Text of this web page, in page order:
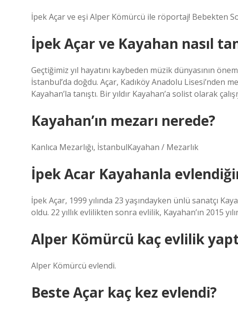
İpek Açar ve eşi Alper Kömürcü ile röportaj! Bebekten
İpek Açar ve Kayahan nasıl
Geçtiğimiz yıl hayatını kaybeden müzik dünyasının
İstanbul’da doğdu. Açar, Kadıköy Anadolu Lisesi’nden
Kayahan’la tanıştı. Bir yıldır Kayahan’a solist olarak
Kayahan’ın mezarı nerede?
Kanlıca Mezarlığı, İstanbulKayahan / Mezarlık
İpek Acar Kayahanla
İpek Açar, 1999 yılında 23 yaşındayken ünlü sanatçı
oldu. 22 yıllık evlilikten sonra evlilik, Kayahan’ın 2015
Alper Kömürcü kaç evlilik
Alper Kömürcü evlendi.
Beste Açar kaç kez evlendi?